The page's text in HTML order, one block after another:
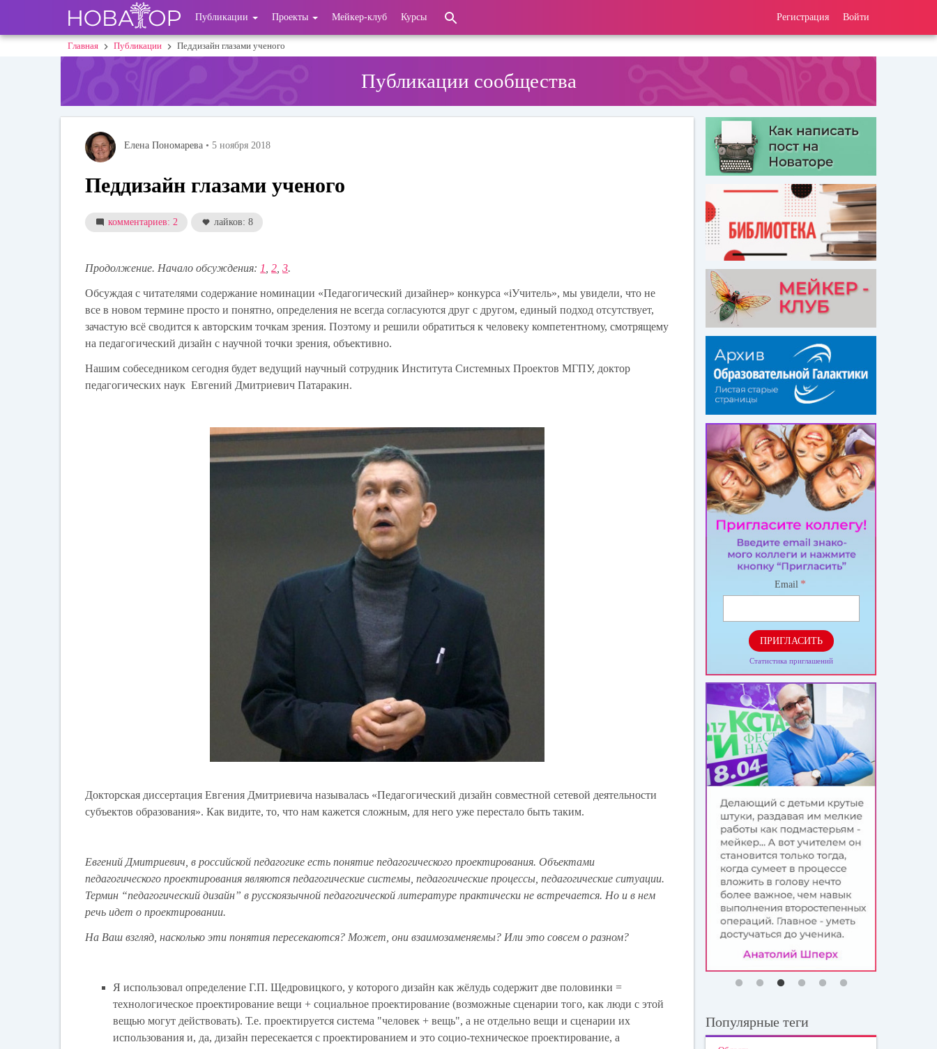
основному
User
account
Регистрация Войти
Публикации Проекты Мейкер-клуб Курсы
Строка
Главная Публикации Педдизайн глазами ученого
Публикации сообщества
Елена Пономарева • 5 ноября 2018
Педдизайн глазами ученого
комментариев: 2 лайков: 8
Продолжение. Начало обсуждения: 1 ,2 ,3.
Обсуждая с читателями содержание номинации «Педагогический дизайнер» конкурса «iУчитель», мы увидели, что не
все в новом термине просто и понятно, определения не всегда согласуются друг с другом, единый подход отсутствует,
зачастую всё сводится к авторским точкам зрения. Поэтому и решили обратиться к человеку компетентному, смотрящему
на педагогический дизайн с научной точки зрения, объективно.
Нашим собеседником сегодня будет ведущий научный сотрудник Института Системных Проектов МГПУ, доктор
педагогических наук Евгений Дмитриевич Патаракин.
Докторская диссертация Евгения Дмитриевича называлась «Педагогический дизайн совместной сетевой деятельности
субъектов образования». Как видите, то, что нам кажется сложным, для него уже перестало быть таким.
Евгений Дмитриевич, в российской педагогике есть понятие педагогического проектирования. Объектами
педагогического проектирования являются педагогические системы, педагогические процессы, педагогические ситуации.
Термин “педагогический дизайн” в русскоязычной педагогической литературе практически не встречается. Но и в нем
речь идет о проектировании.
На Ваш взгляд, насколько эти понятия пересекаются? Может, они взаимозаменяемы? Или это совсем о разном?
Я использовал определение Г.П. Щедровицкого, у которого дизайн как жёлудь содержит две половинки =
технологическое проектирование вещи + социальное проектирование (возможные сценарии того, как люди с этой
вещью могут действовать). Т.е. проектируется система "человек + вещь", а не отдельно вещи и сценарии их
использования и, да, дизайн пересекается с проектированием и это социо-техническое проектирование, а
Email *
ПРИГЛАСИТЬ
Статистика приглашений
Популярные теги